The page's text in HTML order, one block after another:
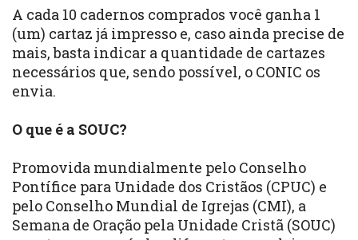
A cada 10 cadernos comprados você ganha 1
(um) cartaz já impresso e, caso ainda precise de
mais, basta indicar a quantidade de cartazes
necessários que, sendo possível, o CONIC os
envia.
O que é a SOUC?
Promovida mundialmente pelo Conselho
Pontífice para Unidade dos Cristãos (CPUC) e
pelo Conselho Mundial de Igrejas (CMI), a
Semana de Oração pela Unidade Cristã (SOUC)